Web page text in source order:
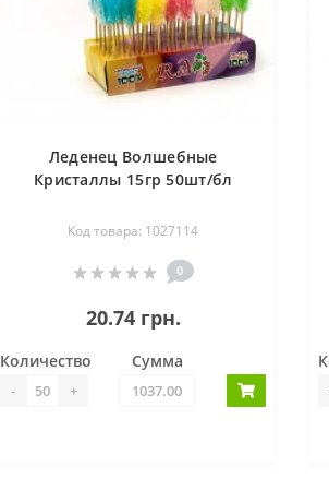
Леденец Волшебные
Кристаллы 15гр 50шт/бл
Код товара: 1027114
0
20.74 грн.
Количество
- +
Сумма